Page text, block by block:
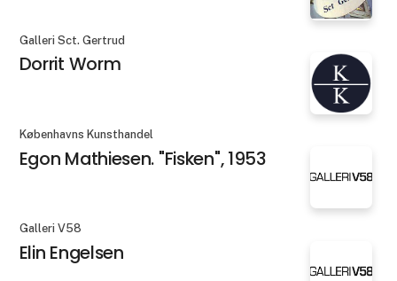
Galleri Sct. Gertrud
Dorrit Worm
Københavns Kunsthandel
Egon Mathiesen. "Fisken", 1953
Galleri V58
Elin Engelsen